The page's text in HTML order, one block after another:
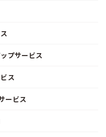
プサービス
ス
ービス